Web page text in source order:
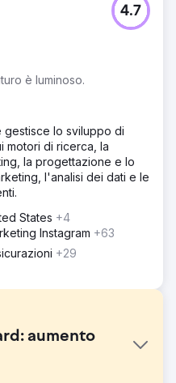
è luminoso.
4.7
gestisce lo sviluppo di
motori di ricerca, la
la progettazione e lo
l'analisi dei dati e le
States +4
Instagram +63
+29
aumento